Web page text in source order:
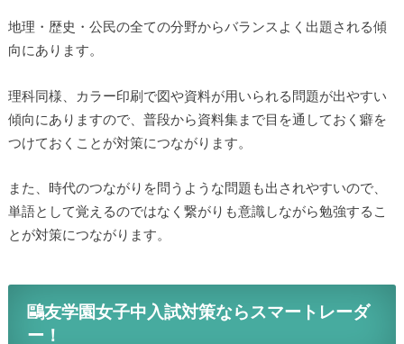
地理・歴史・公民の全ての分野からバランスよく出題される傾
向にあります。
理科同様、カラー印刷で図や資料が用いられる問題が出やすい
傾向にありますので、普段から資料集まで目を通しておく癖を
つけておくことが対策につながります。
また、時代のつながりを問うような問題も出されやすいので、
単語として覚えるのではなく繋がりも意識しながら勉強するこ
とが対策につながります。
鷗友学園女子中入試対策ならスマートレーダ
ー！